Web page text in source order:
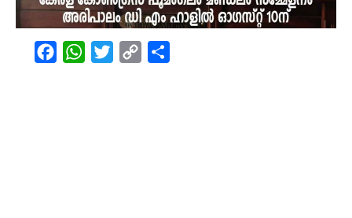
FacebookWhatsAppTwitterCopy